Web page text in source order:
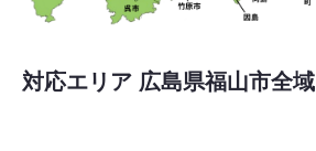
対応エリア 広島県福山市全域